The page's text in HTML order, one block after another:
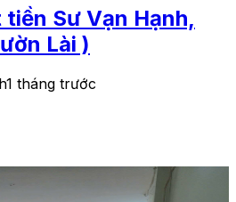
tiền Sư Vạn Hạnh,
Lài )
1 tháng trước